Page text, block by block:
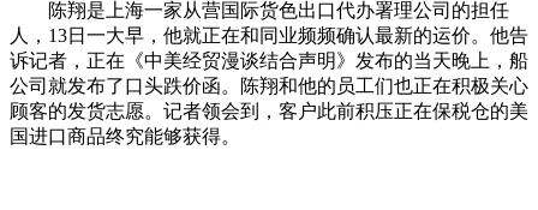
陈翔是上海一家从营国际货色出口代办署理公司的担任
人，13日一大早，他就正在和同业频频确认最新的运价。他告
诉记者，正在《中美经贸漫谈结合声明》发布的当天晚上，船
公司就发布了口头跌价函。陈翔和他的员工们也正在积极关心
顾客的发货志愿。记者领会到，客户此前积压正在保税仓的美
国进口商品终究能够获得。